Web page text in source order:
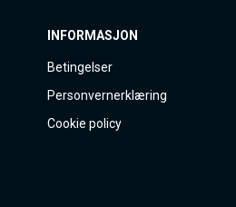
INFORMASJON
Betingelser
Personvernerklæring
Cookie policy